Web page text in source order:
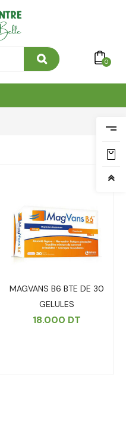
0
MAGVANS B6 BTE DE 30
GELULES
18.000 DT